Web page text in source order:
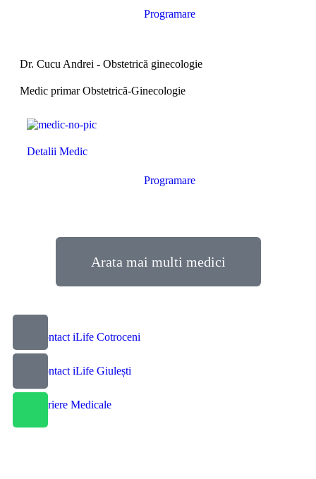
Programare
Dr. Cucu Andrei - Obstetrică ginecologie
Medic primar Obstetrică-Ginecologie
Detalii Medic
Programare
Arata mai multi medici
Contact iLife Cotroceni
Contact iLife Giulești
Cariere Medicale